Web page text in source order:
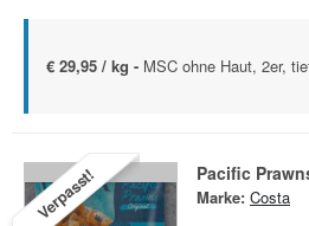
€ 29,95 / kg - MSC ohne Haut, 2er,
Verpasst! Pacific
Marke: Costa